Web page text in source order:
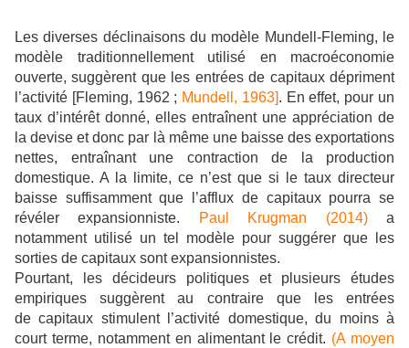
Les diverses déclinaisons du modèle Mundell-Fleming, le
modèle traditionnellement utilisé en macroéconomie
ouverte, suggèrent que les entrées de capitaux dépriment
l’activité [Fleming, 1962 ; Mundell, 1963]. En effet, pour un
taux d’intérêt donné, elles entraînent une appréciation de
la devise et donc par là même une baisse des exportations
nettes, entraînant une contraction de la production
domestique. A la limite, ce n’est que si le taux directeur
baisse suffisamment que l’afflux de capitaux pourra se
révéler expansionniste. Paul Krugman (2014)a
notamment utilisé un tel modèle pour suggérer que les
sorties de capitaux sont expansionnistes.
Pourtant, les décideurs politiques et plusieurs études
empiriques suggèrent au contraire que les entrées
decapitaux stimulent l’activité domestique, du moins à
court terme, notamment en alimentant le crédit. (A moyen